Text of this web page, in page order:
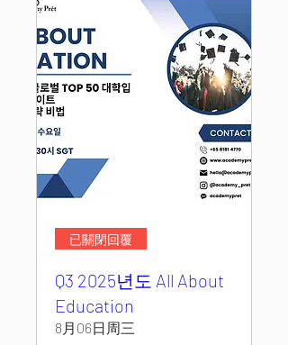
已關閉回覆
Q3 2025년도 All About
Education
8月06日周三